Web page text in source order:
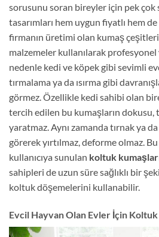
sorusunu soran bireyler için pek çok
tasarımları hem uygun fiyatlı hem
firmanın üretimi olan kumaş çeşitleri
malzemeler kullanılarak
nedenle kedi ve köpek gibi sevimli
tırmalama ya da ısırma gibi
görmez. Özellikle kedi sahibi olan
tercih edilen bu kumaşların dokusu,
yaratmaz. Aynı zamanda tırnak ya
görerek yırtılmaz, deforme olmaz.
kullanıcıya sunulan koltuk
sahipleri de uzun süre sağlıklı bir
koltuk döşemelerini kullanabilir.
Evcil Hayvan Olan Evler İçin Koltuk